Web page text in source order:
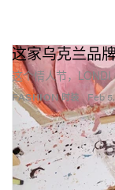
FASHION 时装
这家乌克兰品
这个情人节，LONDI
Feb